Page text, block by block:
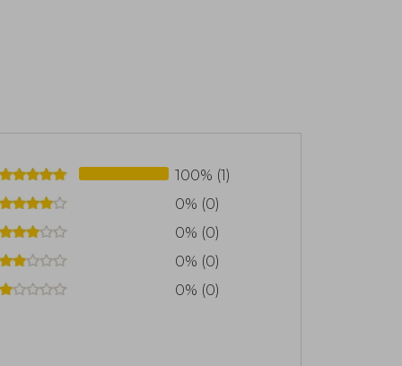
100% (1)
0% (0)
0% (0)
0% (0)
0% (0)